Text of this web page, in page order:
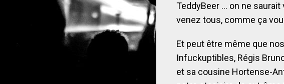
TeddyBeer … on ne
venez tous, comme ça
Et peut être même que
Infuckuptibles, Régis
et sa cousine Hortense-